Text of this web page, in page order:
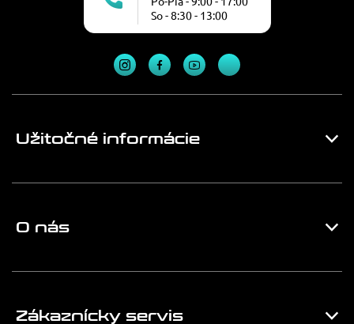
So - 8:30 - 13:00
Užitočné informácie
O nás
Zákaznícky servis